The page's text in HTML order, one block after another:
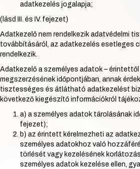
adatkezelés jogalapja;
(lásd III. és IV. fejezet)
Adatkezelő nem rendelkezik adatvédelmi
továbbításáról, az adatkezelés esetleges
rendelkezik.
Adatkezelő a személyes adatok –
megszerzésének időpontjában, annak
tisztességes és átlátható adatkezelést
következő kiegészítő információkról
a) a személyes adatok tárolásának
fejezet);
b) az érintett kérelmezheti az
személyes adatokhoz való
törlését vagy kezelésének
személyes adatok kezelése ellen,